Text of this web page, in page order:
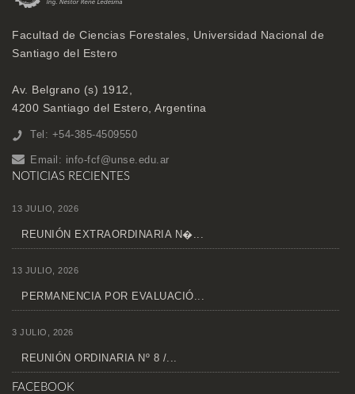
Facultad de Ciencias Forestales, Universidad Nacional de
Santiago del Estero
Av. Belgrano (s) 1912,
4200 Santiago del Estero, Argentina
Tel: +54-385-4509550
Email: info-fcf@unse.edu.ar
NOTICIAS RECIENTES
13 JULIO, 2026
REUNIÓN EXTRAORDINARIA N�...
13 JULIO, 2026
PERMANENCIA POR EVALUACIÓ...
3 JULIO, 2026
REUNIÓN ORDINARIA Nº 8 /...
FACEBOOK